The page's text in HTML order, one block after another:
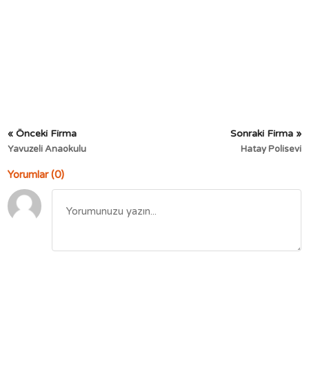
« Önceki Firma
Yavuzeli Anaokulu
Sonraki Firma »
Hatay Polisevi
Yorumlar (0)